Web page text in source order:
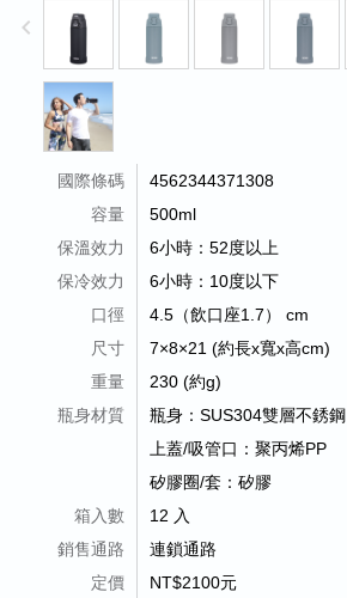
keyboard_arrow_left
國際條碼
4562344371308
容量
500ml
保溫效力
6小時：52度以上
保冷效力
6小時：10度以下
口徑
4.5（飲口座1.7） cm
尺寸
7×8×21 (約長x寬x高cm)
重量
230 (約g)
瓶身材質
瓶身：SUS304雙層不銹鋼
上蓋/吸管口：聚丙烯PP
矽膠圈/套：矽膠
箱入數
12 入
銷售通路
連鎖通路
定價
NT$2100元